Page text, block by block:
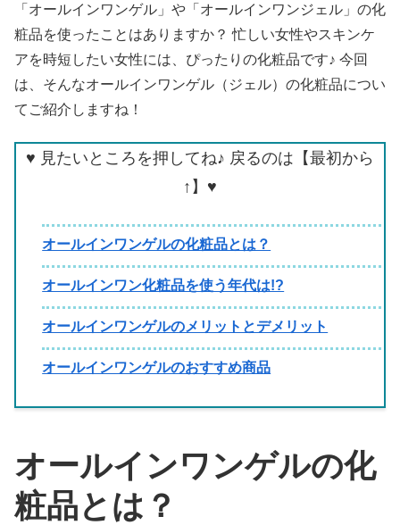
「オールインワンゲル」や「オールインワンジェル」の化
粧品を使ったことはありますか？ 忙しい女性やスキンケ
アを時短したい女性には、ぴったりの化粧品です♪ 今回
は、そんなオールインワンゲル（ジェル）の化粧品につい
てご紹介しますね！
♥ 見たいところを押してね♪ 戻るのは【最初から
↑】♥
オールインワンゲルの化粧品とは？
オールインワン化粧品を使う年代は!?
オールインワンゲルのメリットとデメリット
オールインワンゲルのおすすめ商品
オールインワンゲルの化
粧品とは？